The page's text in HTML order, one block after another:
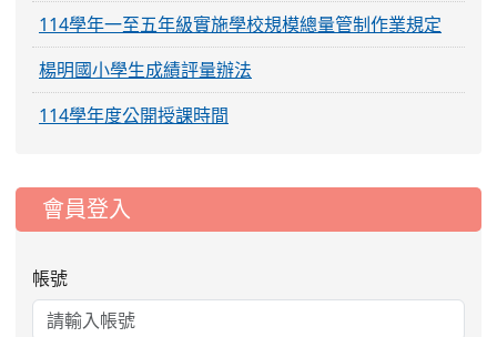
114學年一至五年級實施學校規模總量管制作業規定
楊明國小學生成績評量辦法
114學年度公開授課時間
::: 會員登入
帳號